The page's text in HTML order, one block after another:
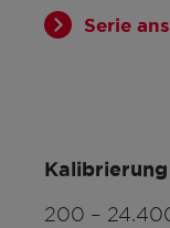
Serie
Kalibrierung
200 –